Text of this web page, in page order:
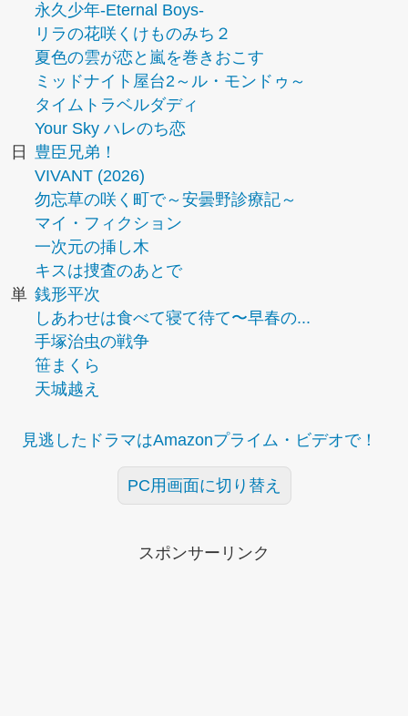
永久少年-Eternal Boys-
リラの花咲くけものみち２
夏色の雲が恋と嵐を巻きおこす
ミッドナイト屋台2～ル・モンドゥ～
タイムトラベルダディ
Your Sky ハレのち恋
日
豊臣兄弟！
VIVANT (2026)
勿忘草の咲く町で～安曇野診療記～
マイ・フィクション
一次元の挿し木
キスは捜査のあとで
単 銭形平次
しあわせは食べて寝て待て〜早春の...
手塚治虫の戦争
笹まくら
天城越え
見逃したドラマはAmazonプライム・ビデオで！
PC用画面に切り替え
スポンサーリンク